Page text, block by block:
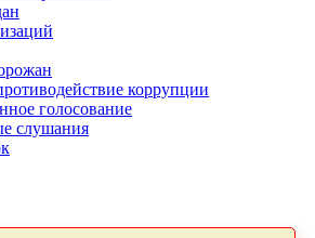
коррупции
голосование
слушания